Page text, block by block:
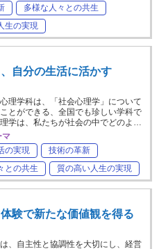
多様な人々との共生
生の実現
自分の生活に活かす
理学科は、「社会心理学」について
とができる、全国でも珍しい学科で
学は、私たちが社会の中でどのよ…
マ
の実現
技術の革新
との共生
質の高い人生の実現
験で新たな価値観を得る
、自主性と協調性を大切にし、経営